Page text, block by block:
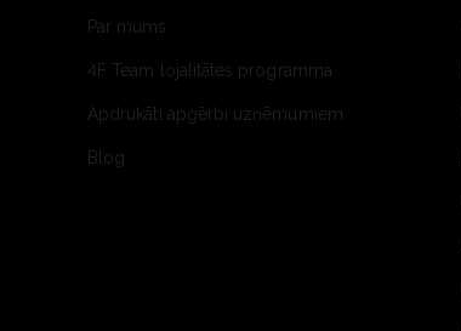
Par mums
4F Team lojalitātes programma
Apdrukāti apģērbi uzņēmumiem
Blog